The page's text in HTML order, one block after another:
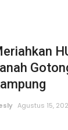
Agustus 15,